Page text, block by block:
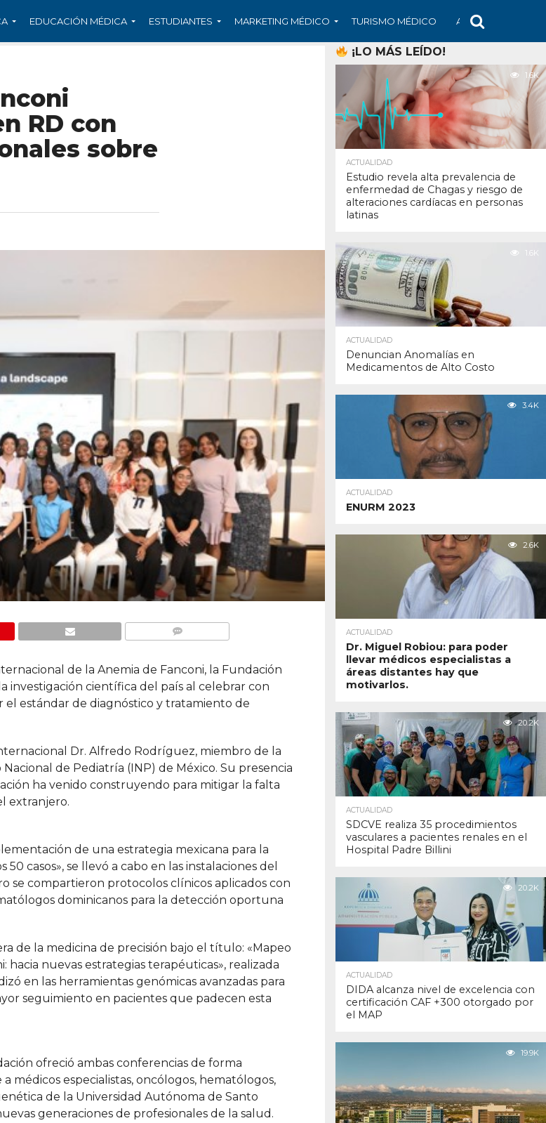
EDUCACIÓN MÉDICA ESTUDIANTES MARKETING MÉDICO TURISMO MÉDICO ARS
RD con
sobre
de la Anemia de Fanconi, la Fundación
investigación científica del país al celebrar con
el estándar de diagnóstico y tratamiento de
Dr. Alfredo Rodríguez, miembro de la
de Pediatría (INP) de México. Su presencia
ha venido construyendo para mitigar la falta
extranjero.
de una estrategia mexicana para la
casos», se llevó a cabo en las instalaciones del
se compartieron protocolos clínicos aplicados con
dominicanos para la detección oportuna
de la medicina de precisión bajo el título: «Mapeo
nuevas estrategias terapéuticas», realizada
en las herramientas genómicas avanzadas para
seguimiento en pacientes que padecen esta
ofreció ambas conferencias de forma
médicos especialistas, oncólogos, hematólogos,
de la Universidad Autónoma de Santo
generaciones de profesionales de la salud.
¡LO MÁS LEÍDO!
1.6K
ACTUALIDAD
Estudio revela alta prevalencia de
enfermedad de Chagas y riesgo de
alteraciones cardíacas en personas
latinas
1.6K
ACTUALIDAD
Denuncian Anomalías en
Medicamentos de Alto Costo
3.4K
ACTUALIDAD
ENURM 2023
2.6K
ACTUALIDAD
Dr. Miguel Robiou: para poder
llevar médicos especialistas a
áreas distantes hay que
motivarlos.
20.2K
ACTUALIDAD
SDCVE realiza 35 procedimientos
vasculares a pacientes renales en el
Hospital Padre Billini
20.2K
ACTUALIDAD
DIDA alcanza nivel de excelencia con
certificación CAF +300 otorgado por
el MAP
19.9K